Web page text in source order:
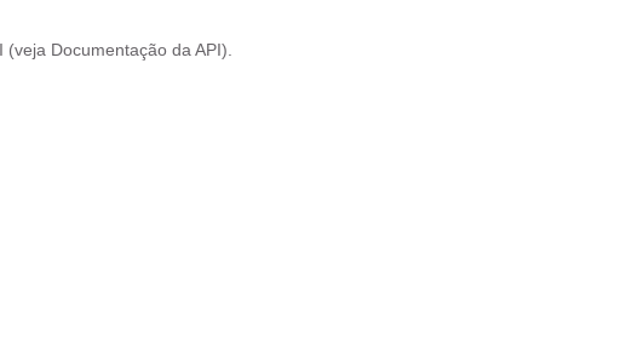
(veja Documentação da API ).